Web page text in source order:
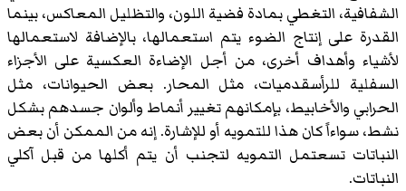
الشفافية، التغطي بمادة فضية اللون، والتظليل المعاكس، بينما
القدرة على إنتاج الضوء يتم استعمالها، بالإضافة لاستعمالها
لأشياء وأهداف أخرى، من أجل الإضاءة العكسية على الأجزاء
السفلية للرأسقدميات، مثل المحار. بعض الحيوانات، مثل
الحرابي والأخابيط، بإمكانهم تغيير أنماط وألوان جسدهم بشكل
نشط، سواءاً كان هذا للتمويه أو للإشارة. إنه من الممكن أن بعض
النباتات تسعتمل التمويه لتجنب أن يتم أكلها من قبل آكلي
النباتات.